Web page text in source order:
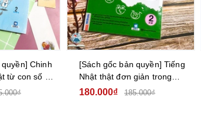
Chinh
từ con số 0
[Sách gốc bản quyền] Tiếng
Nhật thật đơn giản trong
giao tiếp hàng ngày – Sơ
180.000₫ 185.000₫